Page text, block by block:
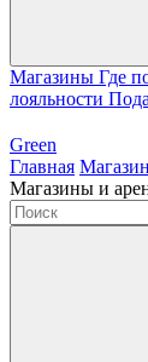
Магазины Где
лояльности
Green
Главная
Магазины и